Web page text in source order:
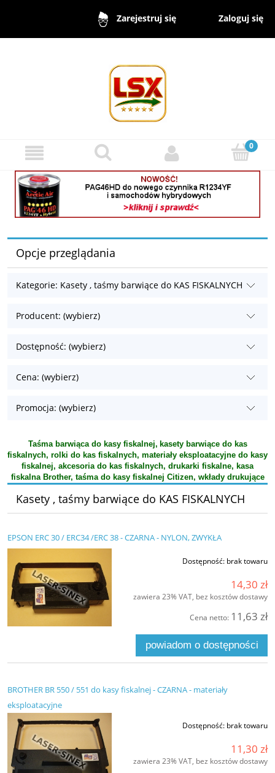
Zarejestruj się Zaloguj się
Opcje przeglądania
Kategorie: Kasety , taśmy barwiące do KAS FISKALNYCH
Producent: (wybierz)
Dostępność: (wybierz)
Cena: (wybierz)
Promocja: (wybierz)
Taśma barwiąca do kasy fiskalnej, kasety barwiące do kas
fiskalnych, rolki do kas fiskalnych, materiały eksploatacyjne do kasy
fiskalnej, akcesoria do kas fiskalnych, drukarki fiskalne, kasa
fiskalna Brother, taśma do kasy fiskalnej Citizen, wkłady drukujące
Kasety , taśmy barwiące do KAS FISKALNYCH
EPSON ERC 30 / ERC34 /ERC 38 - CZARNA - NYLON, ZWYKŁA
Dostępność: brak towaru
14,30 zł
zawiera 23% VAT, bez kosztów dostawy
Cena netto: 11,63 zł
powiadom o dostępności
BROTHER BR 550 / 551 do kasy fiskalnej - CZARNA - materiały
eksploatacyjne
Dostępność: brak towaru
11,30 zł
zawiera 23% VAT, bez kosztów dostawy